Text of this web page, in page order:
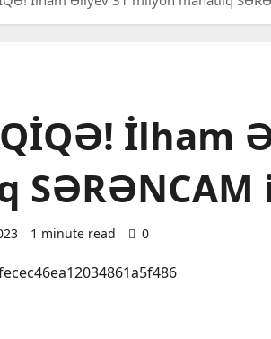
İlham
SƏRƏNCAM
1 minute read 0